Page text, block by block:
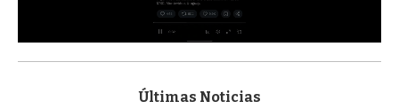
s
Últimas Noticias